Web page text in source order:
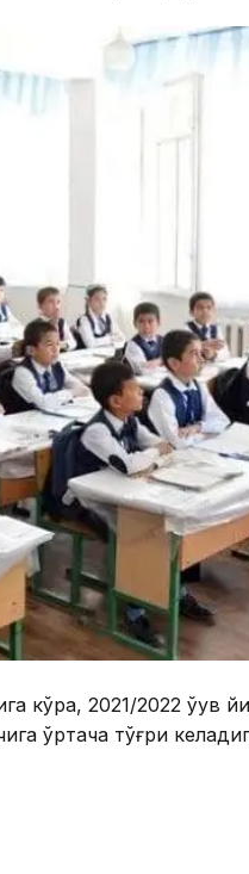
кўра, 2021/2022 ўқув
ўртача тўғри